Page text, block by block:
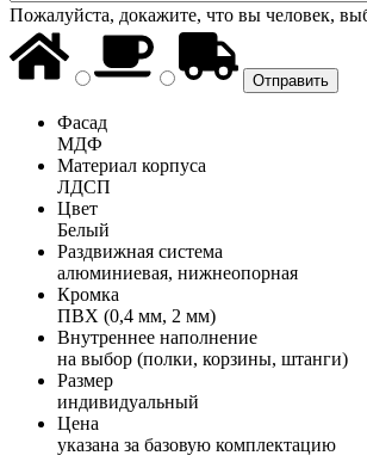
Пожалуйста, докажите, что вы человек,
Фасад
МДФ
Материал корпуса
ЛДСП
Цвет
Белый
Раздвижная система
алюминиевая, нижнеопорная
Кромка
ПВХ (0,4 мм, 2 мм)
Внутреннее наполнение
на выбор (полки, корзины, штанги)
Размер
индивидуальный
Цена
указана за базовую комплектацию